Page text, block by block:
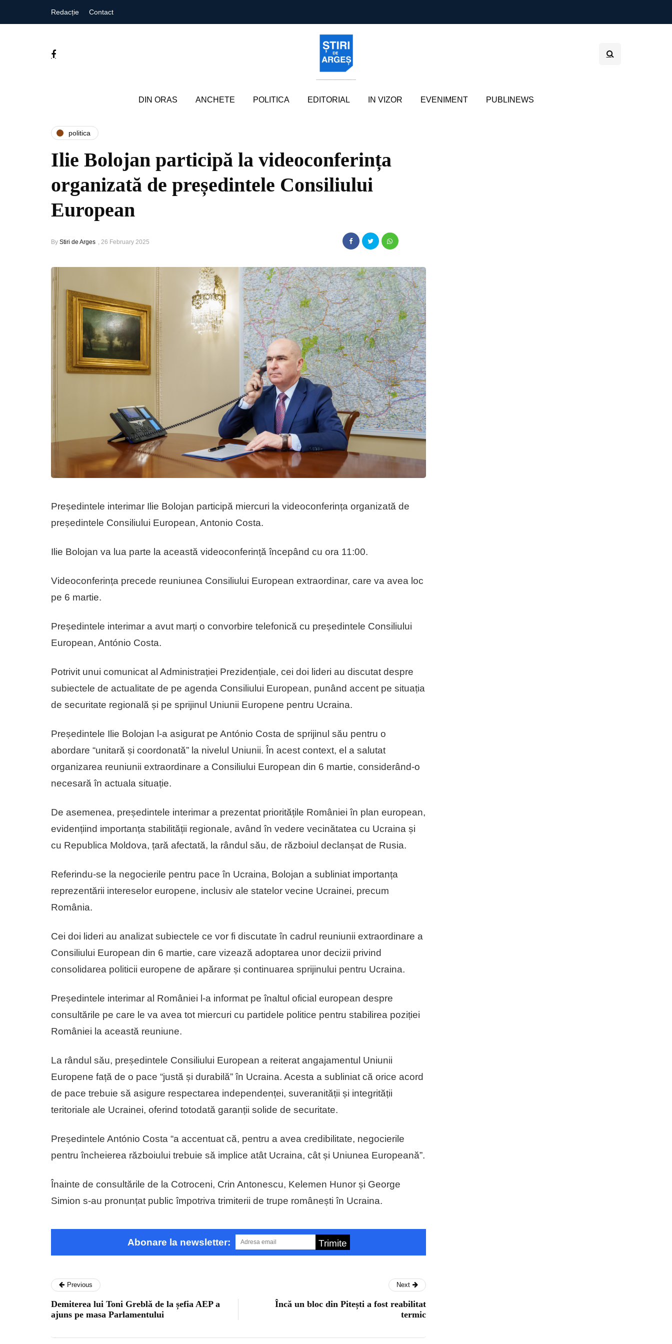
Redacție Contact
DIN ORAS ANCHETE POLITICA EDITORIAL IN VIZOR EVENIMENT PUBLINEWS
politica
Ilie Bolojan participă la videoconferința
organizată de președintele Consiliului
European
By Stiri de Arges , 26 February 2025
Președintele interimar Ilie Bolojan participă miercuri la videoconferința organizată de
președintele Consiliului European, Antonio Costa.
Ilie Bolojan va lua parte la această videoconferință începând cu ora 11:00.
Videoconferința precede reuniunea Consiliului European extraordinar, care va avea loc
pe 6 martie.
Președintele interimar a avut marți o convorbire telefonică cu președintele Consiliului
European, António Costa.
Potrivit unui comunicat al Administrației Prezidențiale, cei doi lideri au discutat despre
subiectele de actualitate de pe agenda Consiliului European, punând accent pe situația
de securitate regională și pe sprijinul Uniunii Europene pentru Ucraina.
Președintele Ilie Bolojan l-a asigurat pe António Costa de sprijinul său pentru o
abordare “unitară și coordonată” la nivelul Uniunii. În acest context, el a salutat
organizarea reuniunii extraordinare a Consiliului European din 6 martie, considerând-o
necesară în actuala situație.
De asemenea, președintele interimar a prezentat prioritățile României în plan european,
evidențiind importanța stabilității regionale, având în vedere vecinătatea cu Ucraina și
cu Republica Moldova, țară afectată, la rândul său, de războiul declanșat de Rusia.
Referindu-se la negocierile pentru pace în Ucraina, Bolojan a subliniat importanța
reprezentării intereselor europene, inclusiv ale statelor vecine Ucrainei, precum
România.
Cei doi lideri au analizat subiectele ce vor fi discutate în cadrul reuniunii extraordinare a
Consiliului European din 6 martie, care vizează adoptarea unor decizii privind
consolidarea politicii europene de apărare și continuarea sprijinului pentru Ucraina.
Președintele interimar al României l-a informat pe înaltul oficial european despre
consultările pe care le va avea tot miercuri cu partidele politice pentru stabilirea poziției
României la această reuniune.
La rândul său, președintele Consiliului European a reiterat angajamentul Uniunii
Europene față de o pace “justă și durabilă” în Ucraina. Acesta a subliniat că orice acord
de pace trebuie să asigure respectarea independenței, suveranității și integrității
teritoriale ale Ucrainei, oferind totodată garanții solide de securitate.
Președintele António Costa “a accentuat că, pentru a avea credibilitate, negocierile
pentru încheierea războiului trebuie să implice atât Ucraina, cât și Uniunea Europeană”.
Înainte de consultările de la Cotroceni, Crin Antonescu, Kelemen Hunor și George
Simion s-au pronunțat public împotriva trimiterii de trupe românești în Ucraina.
Abonare la newsletter: Trimite
Previous
Demiterea lui Toni Greblă de la șefia AEP a
ajuns pe masa Parlamentului
Next
Încă un bloc din Pitești a fost reabilitat
termic